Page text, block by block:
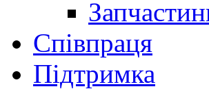
Співпраця
Підтримка